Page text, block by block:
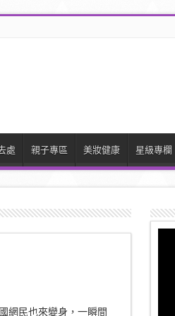
處 親子專區 美妝健康 星級專欄
網民也來變身，一瞬間